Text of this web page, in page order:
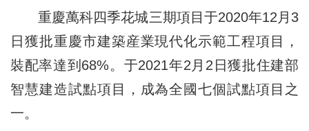
重慶萬科四季花城三期項目于2020年12月3
日獲批重慶市建築産業現代化示範工程項目，
裝配率達到68%。于2021年2月2日獲批住建部
智慧建造試點項目，成為全國七個試點項目之
一。